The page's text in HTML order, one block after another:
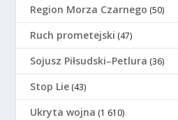
Region Morza Czarnego (50)
Ruch prometejski (47)
Sojusz Piłsudski–Petlura (36)
Stop Lie (43)
Ukryta wojna (1 610)